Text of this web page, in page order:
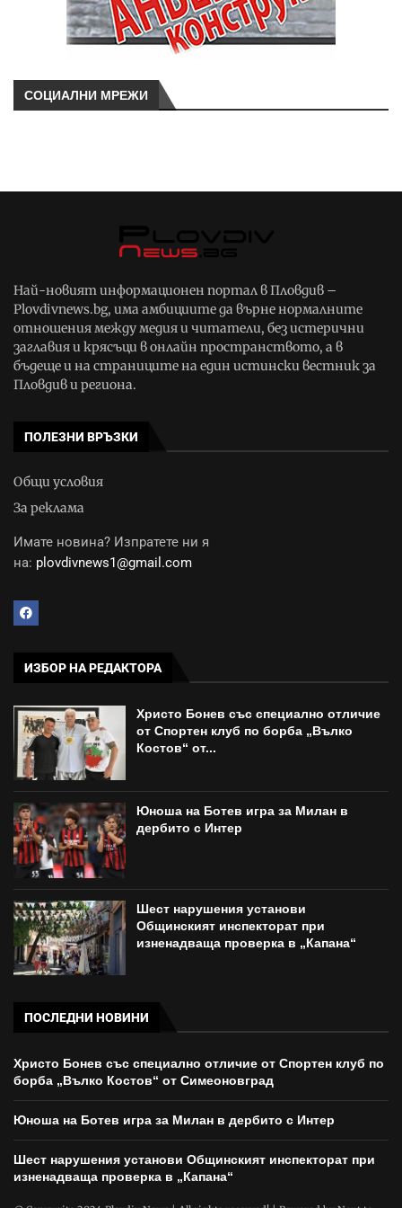
СОЦИАЛНИ МРЕЖИ
Най-новият информационен портал в Пловдив –
Plovdivnews.bg, има амбициите да върне нормалните
отношения между медия и читатели, без истерични
заглавия и крясъци в онлайн пространството, а в
бъдеще и на страниците на един истински вестник за
Пловдив и региона.
ПОЛЕЗНИ ВРЪЗКИ
Общи условия
За реклама
Имате новина? Изпратете ни я
на: plovdivnews1@gmail.com
ИЗБОР НА РЕДАКТОРА
Христо Бонев със специално отличие
от Спортен клуб по борба „Вълко
Костов“ от...
Юноша на Ботев игра за Милан в
дербито с Интер
Шест нарушения установи
Общинският инспекторат при
изненадваща проверка в „Капана“
ПОСЛЕДНИ НОВИНИ
Христо Бонев със специално отличие от Спортен клуб по
борба „Вълко Костов“ от Симеоновград
Юноша на Ботев игра за Милан в дербито с Интер
Шест нарушения установи Общинският инспекторат при
изненадваща проверка в „Капана“